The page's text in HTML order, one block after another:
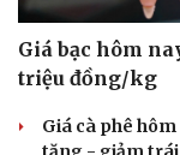
Giá bạc hôm
triệu đồng/kg
Giá cà phê